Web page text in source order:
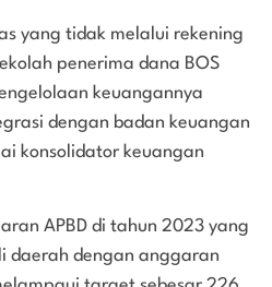
yang tidak melalui rekening
penerima dana BOS
keuangannya
dengan badan keuangan
konsolidator keuangan
APBD di tahun 2023 yang
daerah dengan anggaran